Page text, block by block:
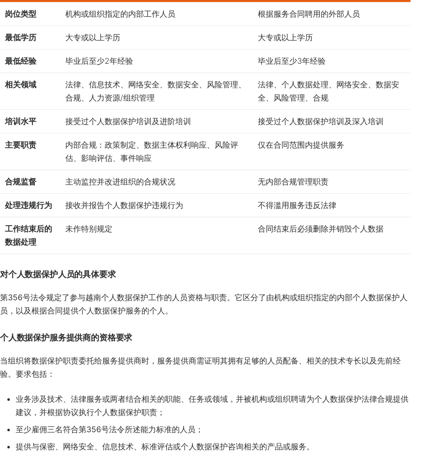
岗位类型 机构或组织指定的内部工作人员 根据服务合同聘用的外部人员
最低学历 大专或以上学历 大专或以上学历
最低经验 毕业后至少2年经验 毕业后至少3年经验
相关领域
法律、信息技术、网络安全、数据安全、风险管理、
合规、人力资源/组织管理
法律、个人数据处理、网络安全、数据安
全、风险管理、合规
培训水平 接受过个人数据保护培训及进阶培训 接受过个人数据保护培训及深入培训
主要职责
内部合规：政策制定、数据主体权利响应、风险评
估、影响评估、事件响应
仅在合同范围内提供服务
合规监督 主动监控并改进组织的合规状况 无内部合规管理职责
处理违规行为 接收并报告个人数据保护违规行为 不得滥用服务违反法律
工作结束后的
数据处理
未作特别规定 合同结束后必须删除并销毁个人数据
对个人数据保护人员的具体要求
第356号法令规定了参与越南个人数据保护工作的人员资格与职责。它区分了由机构或组织指定的内部个人数据保护人
员，以及根据合同提供个人数据保护服务的个人。
个人数据保护服务提供商的资格要求
当组织将数据保护职责委托给服务提供商时，服务提供商需证明其拥有足够的人员配备、相关的技术专长以及先前经
验。要求包括：
业务涉及技术、法律服务或两者结合相关的职能、任务或领域，并被机构或组织聘请为个人数据保护法律合规提供
建议，并根据协议执行个人数据保护职责；
至少雇佣三名符合第356号法令所述能力标准的人员；
提供与保密、网络安全、信息技术、标准评估或个人数据保护咨询相关的产品或服务。